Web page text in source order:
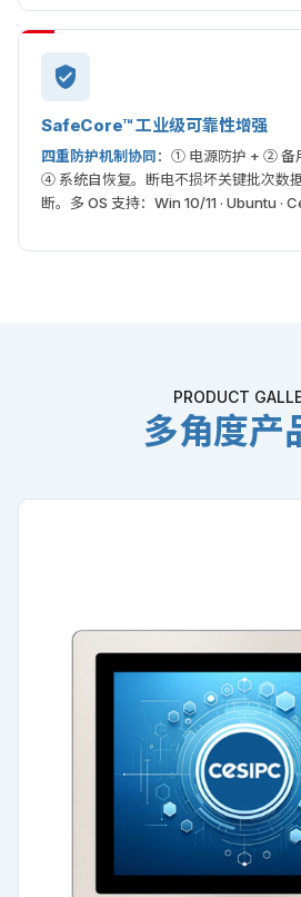
SafeCore™ 工业级可靠性增强
四重防护机制协同：① 电源防护 + ② 备
④ 系统自恢复。断电不损坏关键批次数
断。多 OS 支持：Win 10/11 · Ubuntu ·
PRODUCT
多角度产